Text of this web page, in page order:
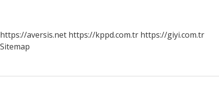
https://aversis.net https://kppd.com.tr https://giyi.com.tr
Sitemap